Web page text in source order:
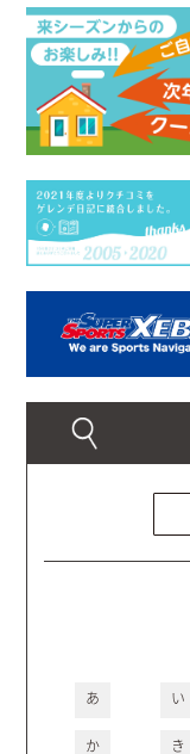
あ い
か き